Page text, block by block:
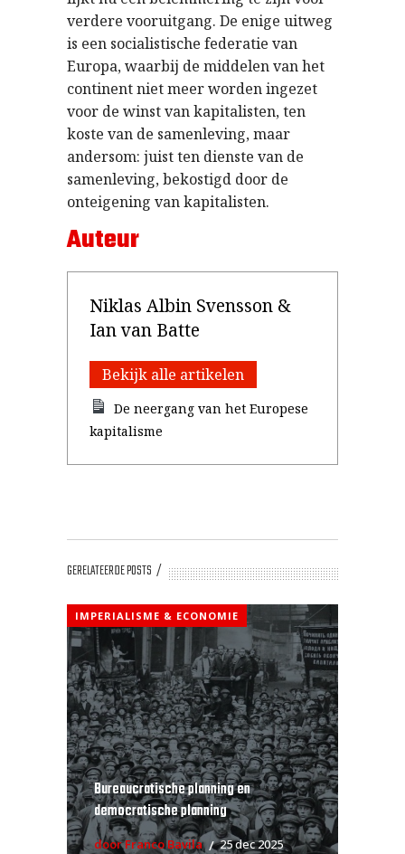
verdere vooruitgang. De enige uitweg
is een socialistische federatie van
Europa, waarbij de middelen van het
continent niet meer worden ingezet
voor de winst van kapitalisten, ten
koste van de samenleving, maar
andersom: juist ten dienste van de
samenleving, bekostigd door de
onteigening van kapitalisten.
Auteur
Niklas Albin Svensson &
Ian van Batte
Bekijk alle artikelen
De neergang van het Europese
kapitalisme
GERELATEERDE POSTS
IMPERIALISME & ECONOMIE
Bureaucratische planning en
democratische planning
door Franco Bavila 25 dec 2025